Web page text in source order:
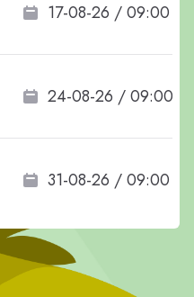
17-08-26 / 09:00
24-08-26 / 09:00
31-08-26 / 09:00